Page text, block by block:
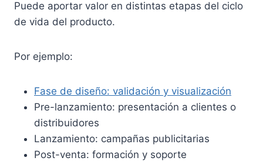
Puede aportar valor en distintas etapas del ciclo
de vida del producto.
Por ejemplo:
Fase de diseño: validación y visualización
Pre-lanzamiento: presentación a clientes o
distribuidores
Lanzamiento: campañas publicitarias
Post-venta: formación y soporte